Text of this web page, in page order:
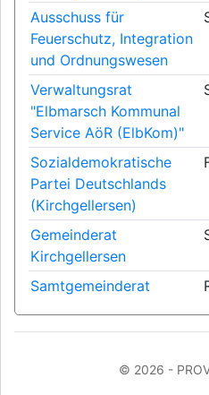
Ausschuss für
Feuerschutz, Integration
und Ordnungswesen
Verwaltungsrat
"Elbmarsch Kommunal
Service AöR (ElbKom)"
Sozialdemokratische
Partei Deutschlands
(Kirchgellersen)
Gemeinderat
Kirchgellersen
Samtgemeinderat
© 2026 -